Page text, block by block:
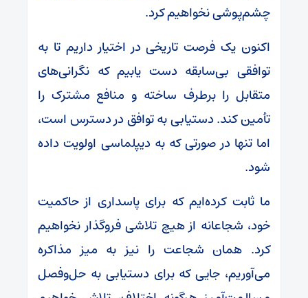
چشم‌پوشی نخواهیم کرد.
اکنون یک فرصت تاریخی در اختیار داریم تا به
توافقی بی‌سابقه دست یابیم که نگرانی‌های
متقابل را برطرف ساخته و منافع مشترک را
تأمین کند. دستیابی به توافق در دسترس است،
اما تنها در صورتی که به دیپلماسی اولویت داده
شود.
ما ثابت کرده‌ایم که برای پاسداری از حاکمیت
خود، شجاعانه از هیچ تلاشی فروگذار نخواهیم
کرد. همان شجاعت را نیز به میز مذاکره
می‌آوریم، جایی که برای دستیابی به حل‌وفصل